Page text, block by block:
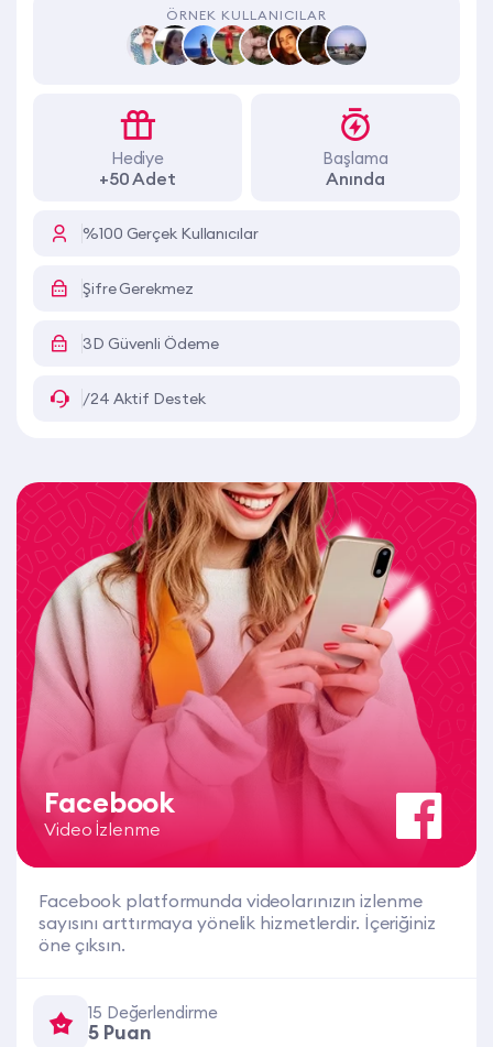
Facebook
Video İzlenme
Facebook platformunda videolarınızın izlenme
sayısını arttırmaya yönelik hizmetlerdir. İçeriğiniz
öne çıksın.
15 Değerlendirme
5 Puan
ÖRNEK KULLANICILAR
Hediye
+50 Adet
Başlama
Anında
%100 Gerçek Kullanıcılar
Şifre Gerekmez
3D Güvenli Ödeme
/24 Aktif Destek